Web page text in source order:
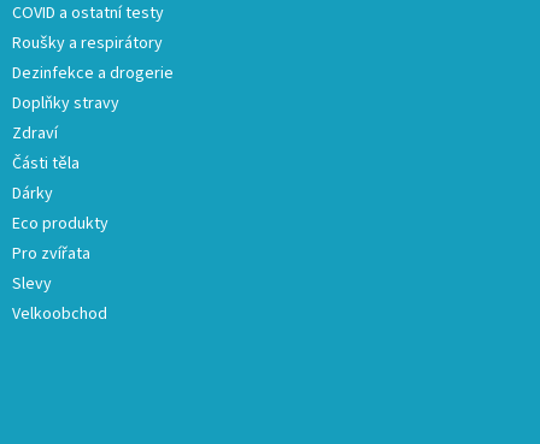
COVID a ostatní testy
Roušky a respirátory
Dezinfekce a drogerie
Doplňky stravy
Zdraví
Části těla
Dárky
Eco produkty
Pro zvířata
Slevy
Velkoobchod